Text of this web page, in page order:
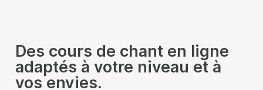
Des cours de chant en ligne
adaptés à votre niveau et à
vos envies.